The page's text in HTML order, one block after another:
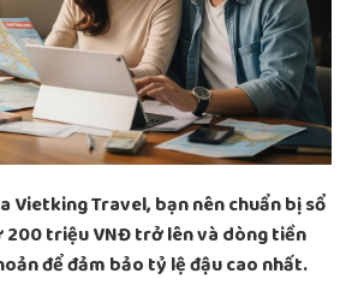
Vietking Travel, bạn nên chuẩn bị sổ
triệu VNĐ trở lên và dòng tiền
để đảm bảo tỷ lệ đậu cao nhất.